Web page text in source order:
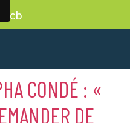
CONDÉ : «
DE